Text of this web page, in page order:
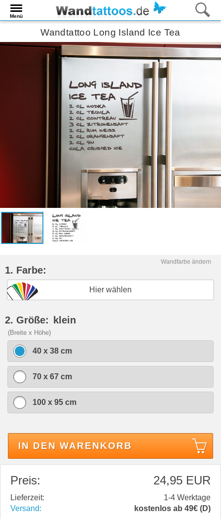
Menü
Wandtattoo Long Island Ice Tea
Wandfarbe ändern
1. Farbe:
Hier wählen
2. Größe: klein
(Breite x Höhe)
40 x 38 cm
70 x 67 cm
100 x 95 cm
IN DEN WARENKORB
Preis: 24,95 EUR
Lieferzeit:
1-4 Werktage
Versand:
kostenlos ab 49€ (D)